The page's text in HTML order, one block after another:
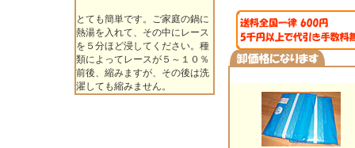
とても簡単です。ご家庭の鍋に
熱湯を入れて、その中にレース
を５分ほど浸してください。種
類によってレースが５～１０％
前後、縮みますが、その後は洗
濯しても縮みません。